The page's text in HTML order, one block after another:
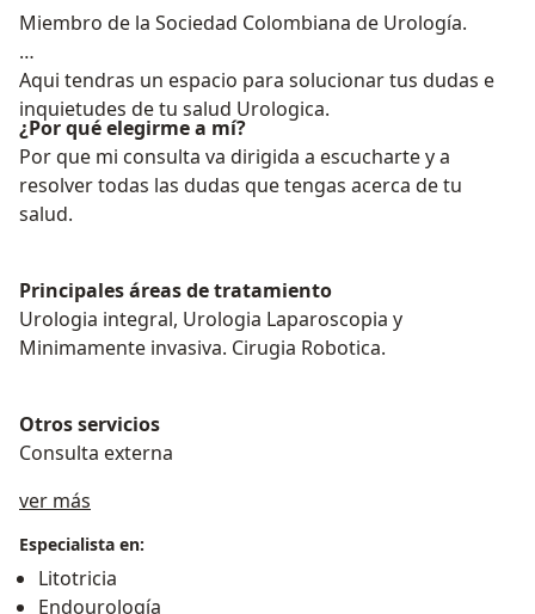
Miembro de la Sociedad Colombiana de Urología.
Aqui tendras un espacio para solucionar tus dudas e
inquietudes de tu salud Urologica.
¿Por qué elegirme a mí?
Por que mi consulta va dirigida a escucharte y a
resolver todas las dudas que tengas acerca de tu
salud.
Principales áreas de tratamiento
Urologia integral, Urologia Laparoscopia y
Minimamente invasiva. Cirugia Robotica.
Otros servicios
Consulta externa
ver más
Especialista en:
Litotricia
Endourología